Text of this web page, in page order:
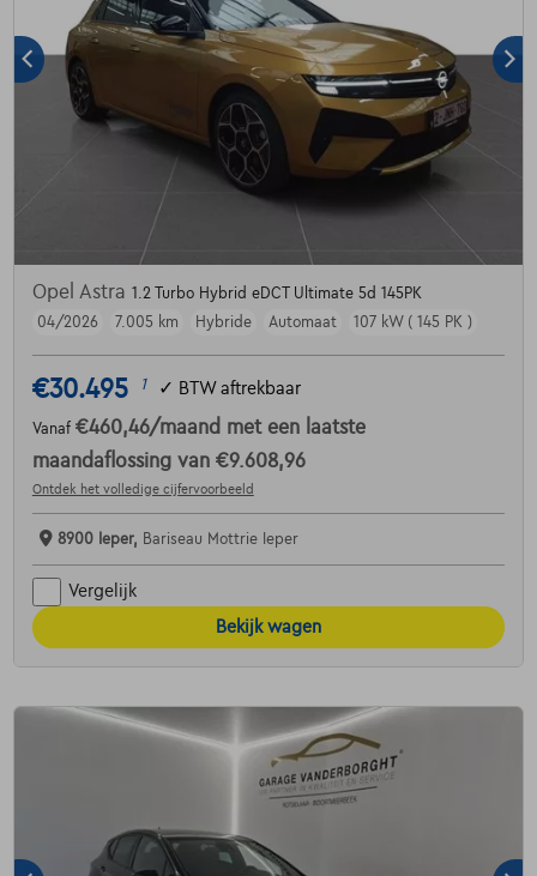
Opel Astra 1.2 Turbo Hybrid eDCT Ultimate 5d 145PK
04/2026
7.005 km Hybride Automaat 107 kW ( 145 PK )
€30.495 1 ✓ BTW aftrekbaar
Vanaf €460,46/maand met een laatste
maandaflossing van €9.608,96
Ontdek het volledige cijfervoorbeeld
8900 Ieper, Bariseau Mottrie Ieper
Vergelijk
Bekijk wagen